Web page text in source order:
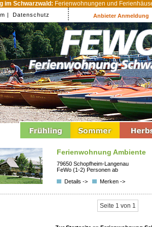
im Schwarzwald: Ferienwohnungen und
| Datenschutz Anbieter Anmeldung
Ferienwohnung Ambiente
79650 Schopfheim-Langenau
FeWo (1-2) Personen ab
Details ->
Merken ->
Seite 1 von 1